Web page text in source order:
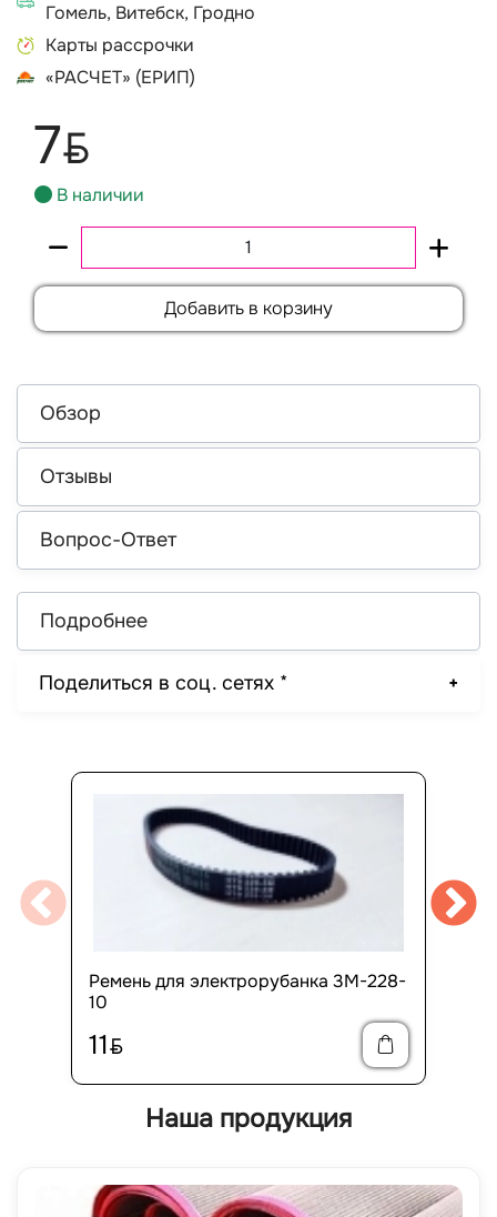
Гомель, Витебск, Гродно
Карты рассрочки
«РАСЧЕТ» (ЕРИП)
7BYN
В наличии
Добавить в корзину
Обзор
Отзывы
Вопрос-Ответ
Подробнее
Поделиться в соц. сетях *
Ремень для электрорубанка 3М-228-
10
11BYN
Наша продукция